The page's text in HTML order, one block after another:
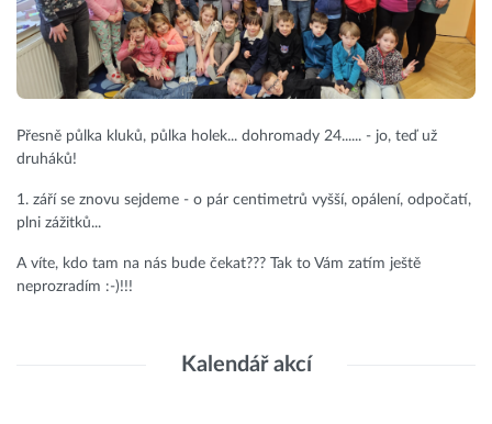
Přesně půlka kluků, půlka holek... dohromady 24...... - jo, teď už
druháků!
1. září se znovu sejdeme - o pár centimetrů vyšší, opálení, odpočatí,
plni zážitků...
A víte, kdo tam na nás bude čekat??? Tak to Vám zatím ještě
neprozradím :-)!!!
Kalendář akcí